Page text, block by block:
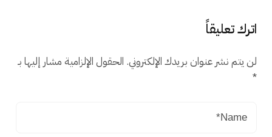
اترك تعليقاً
لن يتم نشر عنوان بريدك الإلكتروني. الحقول الإلزامية مشار إليها بـ
*